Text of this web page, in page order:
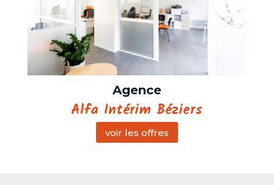
Agence
Alfa Intérim Béziers
voir les offres